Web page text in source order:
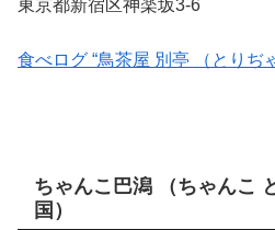
東京都新宿区神楽坂3-6
食べログ “鳥茶屋 別亭 （とりぢ
ちゃんこ巴潟 （ちゃんこ
国）